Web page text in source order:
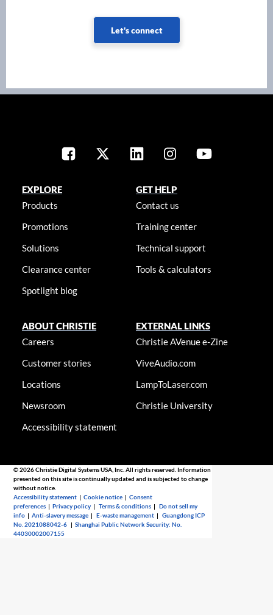
Let's connect
EXPLORE
Products
Promotions
Solutions
Clearance center
Spotlight blog
GET HELP
Contact us
Training center
Technical support
Tools & calculators
ABOUT CHRISTIE
Careers
Customer stories
Locations
Newsroom
Accessibility statement
EXTERNAL LINKS
Christie AVenue e-Zine
ViveAudio.com
LampToLaser.com
Christie University
© 2026 Christie Digital Systems USA, Inc. All rights reserved. Information
presented on this site is continually updated and is subjected to change
without notice.
Accessibility statement |Cookie notice |Consent
preferences |Privacy policy |Terms & conditions |Do not sell my
info |Anti-slavery message |E-waste management |Guangdong ICP
No. 2021088042-6 |Shanghai Public Network Security: No.
44030002007155